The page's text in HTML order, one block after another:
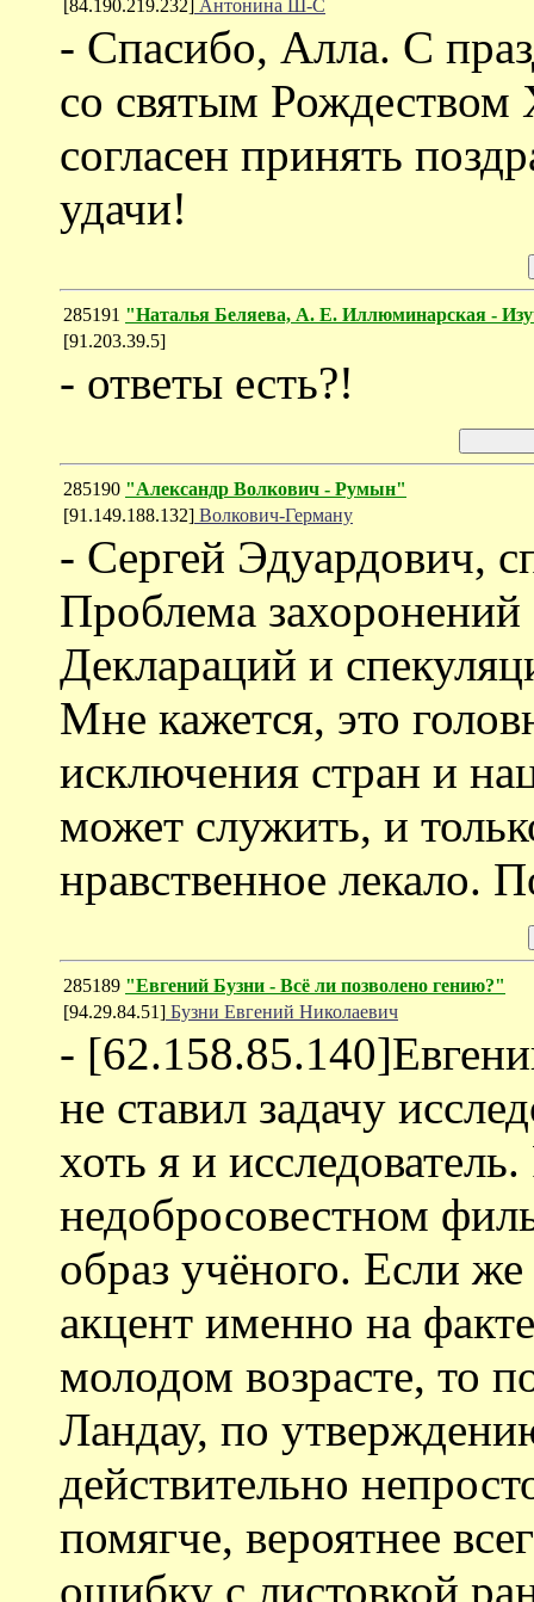
[84.190.219.232] Антонина Ш-С
- Спасибо, Алла. С
со святым
согласен принять
удачи!
285191 "Наталья Беляева, А. Е. Иллюминарская -
[91.203.39.5]
- ответы есть?!
285190 "Александр Волкович - Румын"
[91.149.188.132] Волкович-Герману
- Сергей Эдуардович,
Проблема захоронений
Деклараций и
Мне кажется, это
исключения стран и
может служить, и
нравственное лекало.
285189 "Евгений Бузни - Всё ли позволено гению?"
[94.29.84.51] Бузни Евгений Николаевич
-
не ставил задачу
хоть я и
недобросовестном
образ учёного. Если
акцент именно на
молодом возрасте, то
Ландау, по
действительно
помягче, вероятнее
ошибку с листовкой